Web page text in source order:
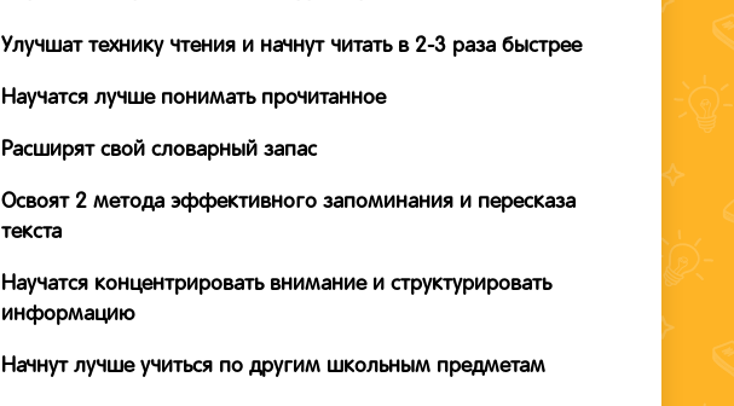
Улучшат технику чтения и начнут читать в 2-3 раза быстрее
Научатся лучше понимать прочитанное
Расширят свой словарный запас
Освоят 2 метода эффективного запоминания и пересказа
текста
Научатся концентрировать внимание и структурировать
информацию
Начнут лучше учиться по другим школьным предметам